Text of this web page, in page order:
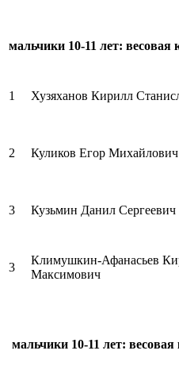
мальчики 10-11 лет: весовая
1 Хузяханов Кирилл
2 Куликов Егор Михайлович
3 Кузьмин Данил Сергеевич
3
Климушкин-Афанасьев
Максимович
мальчики 10-11 лет: весовая